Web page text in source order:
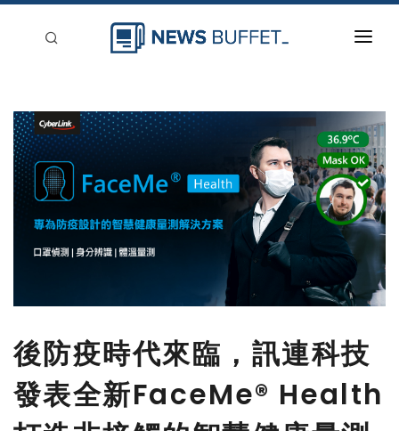
新聞稿分類
登入
刊登
後防疫時代來臨，訊連科技
發表全新FaceMe® Health